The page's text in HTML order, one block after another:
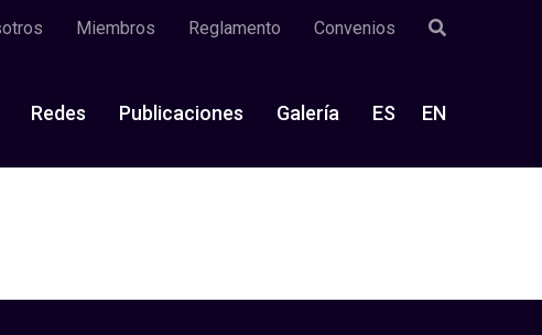
Miembros Reglamento Convenios
Redes Publicaciones Galería ES EN